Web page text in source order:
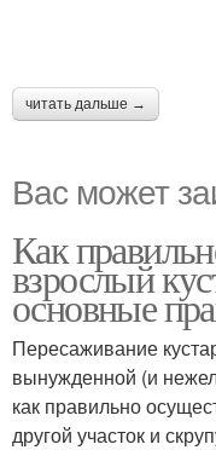
читать дальше →
Вас может
Как
взрослый
основные
Пересаживание
вынужденной (и
как правильно
другой участок и